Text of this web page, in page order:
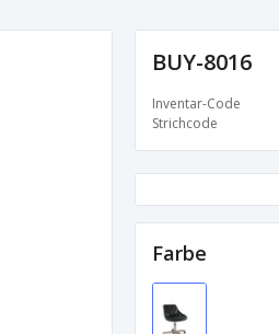
BUY-8016
Inventar-Code
Strichcode
Farbe